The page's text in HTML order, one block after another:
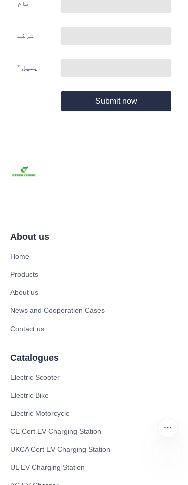
نام
شرکت
ایمیل
Submit now
About us
Home
Products
About us
News and Cooperation Cases
Contact us
Catalogues
Electric Scooter
Electric Bike
Electric Motorcycle
CE Cert EV Charging Station
UKCA Cert EV Charging Station
UL EV Charging Station